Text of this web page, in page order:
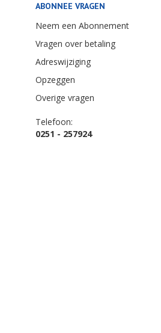
ABONNEE VRAGEN
Neem een Abonnement
Vragen over betaling
Adreswijziging
Opzeggen
Overige vragen
Telefoon:
0251 - 257924